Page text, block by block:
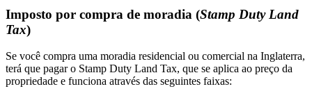
Imposto por compra de moradia (Stamp Duty Land
Tax)
Se você compra uma moradia residencial ou comercial na Inglaterra,
terá que pagar o Stamp Duty Land Tax, que se aplica ao preço da
propriedade e funciona através das seguintes faixas: